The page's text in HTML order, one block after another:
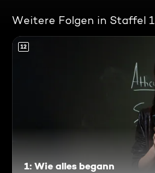
Weitere Folgen in Staffel 1
12
1: Wie alles begann